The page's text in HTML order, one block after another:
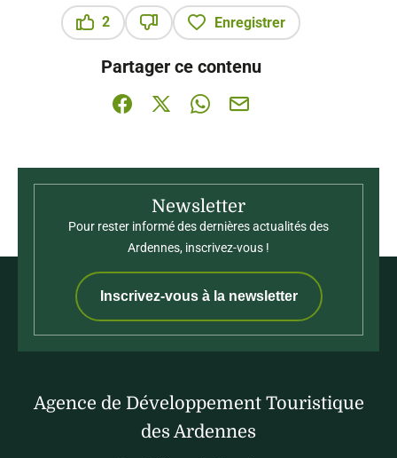
2
Enregistrer
Partager ce contenu
Partager sur Facebook (nouvelle fenêtre)
Partager sur X / Twitter (nouvelle
Partager sur WhatsApp
Partager par mail
Newsletter
Pour rester informé des dernières actualités des
Ardennes, inscrivez-vous !
Inscrivez-vous à la newsletter
Agence de Développement Touristique
des Ardennes